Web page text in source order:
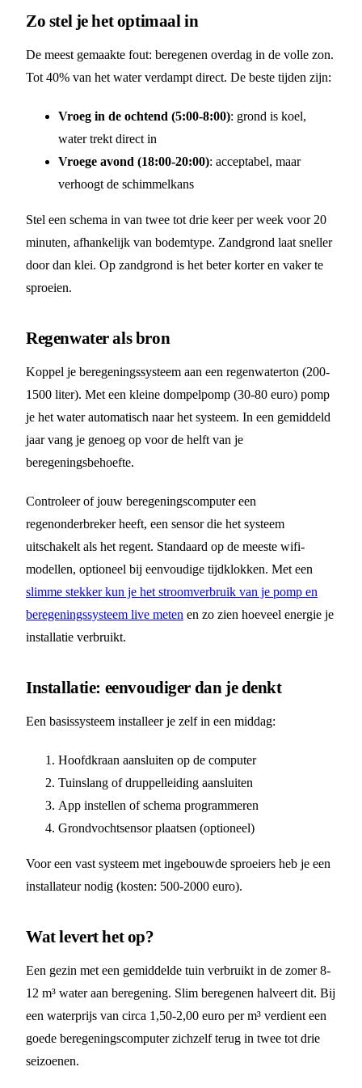
Zo stel je het optimaal in
De meest gemaakte fout: beregenen overdag in de volle zon.
Tot 40% van het water verdampt direct. De beste tijden zijn:
Vroeg in de ochtend (5:00-8:00): grond is koel,
water trekt direct in
Vroege avond (18:00-20:00): acceptabel, maar
verhoogt de schimmelkans
Stel een schema in van twee tot drie keer per week voor 20
minuten, afhankelijk van bodemtype. Zandgrond laat sneller
door dan klei. Op zandgrond is het beter korter en vaker te
sproeien.
Regenwater als bron
Koppel je beregeningssysteem aan een regenwaterton (200-
1500 liter). Met een kleine dompelpomp (30-80 euro) pomp
je het water automatisch naar het systeem. In een gemiddeld
jaar vang je genoeg op voor de helft van je
beregeningsbehoefte.
Controleer of jouw beregeningscomputer een
regenonderbreker heeft, een sensor die het systeem
uitschakelt als het regent. Standaard op de meeste wifi-
modellen, optioneel bij eenvoudige tijdklokken. Met een
slimme stekker kun je het stroomverbruik van je pomp en
beregeningssysteem live meten en zo zien hoeveel energie je
installatie verbruikt.
Installatie: eenvoudiger dan je denkt
Een basissysteem installeer je zelf in een middag:
Hoofdkraan aansluiten op de computer
Tuinslang of druppelleiding aansluiten
App instellen of schema programmeren
Grondvochtsensor plaatsen (optioneel)
Voor een vast systeem met ingebouwde sproeiers heb je een
installateur nodig (kosten: 500-2000 euro).
Wat levert het op?
Een gezin met een gemiddelde tuin verbruikt in de zomer 8-
12 m³ water aan beregening. Slim beregenen halveert dit. Bij
een waterprijs van circa 1,50-2,00 euro per m³ verdient een
goede beregeningscomputer zichzelf terug in twee tot drie
seizoenen.